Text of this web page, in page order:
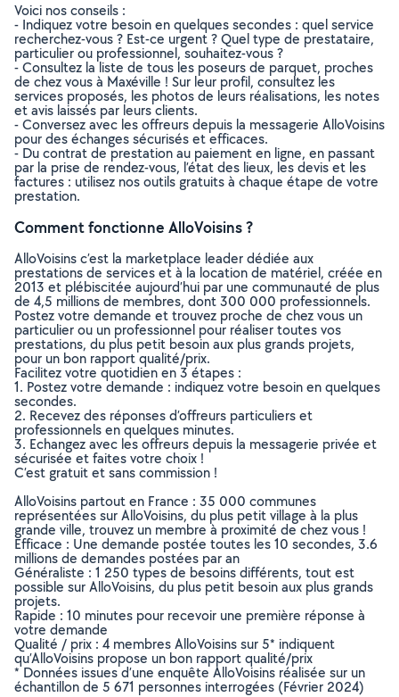
Voici nos conseils :
- Indiquez votre besoin en quelques secondes : quel service
recherchez-vous ? Est-ce urgent ? Quel type de prestataire,
particulier ou professionnel, souhaitez-vous ?
- Consultez la liste de tous les poseurs de parquet, proches
de chez vous à Maxéville ! Sur leur profil, consultez les
services proposés, les photos de leurs réalisations, les notes
et avis laissés par leurs clients.
- Conversez avec les offreurs depuis la messagerie AlloVoisins
pour des échanges sécurisés et efficaces.
- Du contrat de prestation au paiement en ligne, en passant
par la prise de rendez-vous, l’état des lieux, les devis et les
factures : utilisez nos outils gratuits à chaque étape de votre
prestation.
Comment fonctionne AlloVoisins ?
AlloVoisins c’est la marketplace leader dédiée aux
prestations de services et à la location de matériel, créée en
2013 et plébiscitée aujourd’hui par une communauté de plus
de 4,5 millions de membres, dont 300 000 professionnels.
Postez votre demande et trouvez proche de chez vous un
particulier ou un professionnel pour réaliser toutes vos
prestations, du plus petit besoin aux plus grands projets,
pour un bon rapport qualité/prix.
Facilitez votre quotidien en 3 étapes :
1. Postez votre demande : indiquez votre besoin en quelques
secondes.
2. Recevez des réponses d’offreurs particuliers et
professionnels en quelques minutes.
3. Echangez avec les offreurs depuis la messagerie privée et
sécurisée et faites votre choix !
C’est gratuit et sans commission !
AlloVoisins partout en France : 35 000 communes
représentées sur AlloVoisins, du plus petit village à la plus
grande ville, trouvez un membre à proximité de chez vous !
Efficace : Une demande postée toutes les 10 secondes, 3.6
millions de demandes postées par an
Généraliste : 1 250 types de besoins différents, tout est
possible sur AlloVoisins, du plus petit besoin aux plus grands
projets.
Rapide : 10 minutes pour recevoir une première réponse à
votre demande
Qualité / prix : 4 membres AlloVoisins sur 5* indiquent
qu’AlloVoisins propose un bon rapport qualité/prix
* Données issues d’une enquête AlloVoisins réalisée sur un
échantillon de 5 671 personnes interrogées (Février 2024)